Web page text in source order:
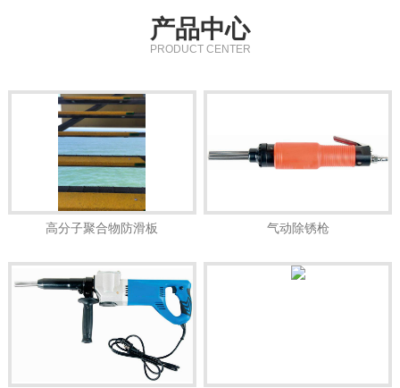
产品中心
PRODUCT CENTER
高分子聚合物防滑板 气动除锈枪